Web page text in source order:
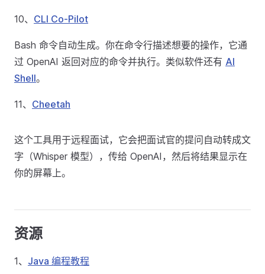
10、 CLI Co-Pilot
Bash 命令自动生成。你在命令行描述想要的操作，它通
过 OpenAI 返回对应的命令并执行。类似软件还有 AI
Shell。
11、 Cheetah
这个工具用于远程面试，它会把面试官的提问自动转成文
字（Whisper 模型），传给 OpenAI，然后将结果显示在
你的屏幕上。
资源
1、 Java 编程教程